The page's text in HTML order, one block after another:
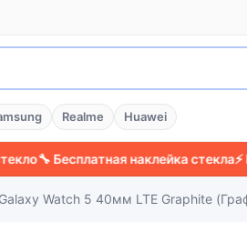
Realme Huawei
Бесплатная наклейка стекла⚡ Более
Watch 5 40мм LTE Graphite